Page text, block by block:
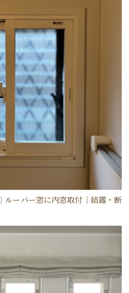
ルーバー窓に内窓取付｜結露・断